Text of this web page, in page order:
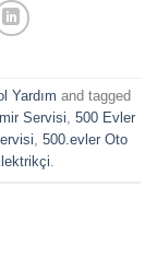
Yardım and tagged
Servisi 500 Evler
500.evler Oto